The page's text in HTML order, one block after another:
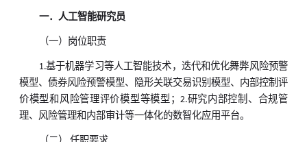
一．人工智能研究员
（一）岗位职责
1.基于机器学习等人工智能技术，迭代和优化舞弊风险预警
模型、债券风险预警模型、隐形关联交易识别模型、内部控制评
价模型和风险管理评价模型等模型；2.研究内部控制、合规管
理、风险管理和内部审计等一体化的数智化应用平台。